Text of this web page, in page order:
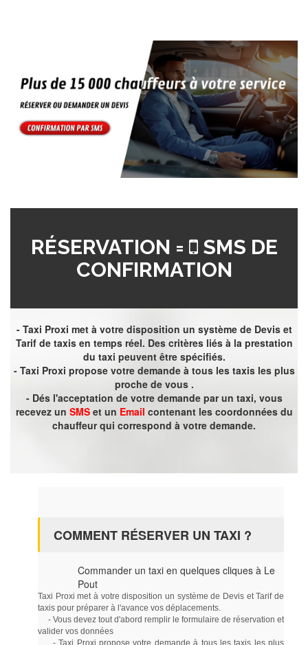
RÉSERVATION =
SMS DE
CONFIRMATION
- Taxi Proxi met à votre disposition un système de Devis et
Tarif de taxis en temps réel. Des critères liés à la prestation
du taxi peuvent être spécifiés.
- Taxi Proxi propose votre demande à tous les taxis les plus
proche de vous .
- Dés l'acceptation de votre demande par un taxi, vous
recevez un SMSet un Email contenant les coordonnées du
chauffeur qui correspond à votre demande.
COMMENT RÉSERVER UN TAXI ?
Commander un taxi en quelques cliques à Le
Pout
Taxi Proxi met à votre disposition un système de Devis et Tarif de
taxis pour préparer à l'avance vos déplacements.
- Vous devez tout d'abord remplir le formulaire de réservation et
valider vos données
- Taxi Proxi propose votre demande à tous les taxis les plus